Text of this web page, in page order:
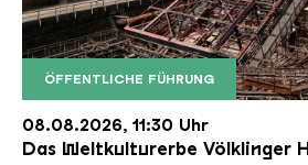
ÖFFENTLICHE FÜHRUNG
Der Erzschrägaufzug der
Copyright: Weltkulturerbe
08.08.2026, 11:30 Uhr
Das Weltkulturerbe Völklinger